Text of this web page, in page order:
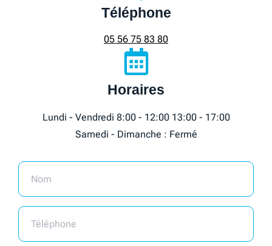
Téléphone
05 56 75 83 80
Horaires
Lundi - Vendredi 8:00 - 12:00 13:00 - 17:00
Samedi - Dimanche : Fermé